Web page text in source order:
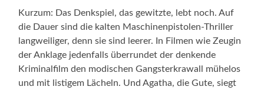
Kurzum: Das Denkspiel, das gewitzte, lebt noch. Auf
die Dauer sind die kalten Maschinenpistolen-Thriller
langweiliger, denn sie sind leerer. In Filmen wie Zeugin
der Anklage jedenfalls überrundet der denkende
Kriminal­film den modischen Gangsterkrawall mühelos
und mit listigem Lächeln. Und Agatha, die Gute, siegt